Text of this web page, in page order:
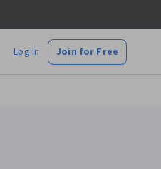
Log In Join for Free